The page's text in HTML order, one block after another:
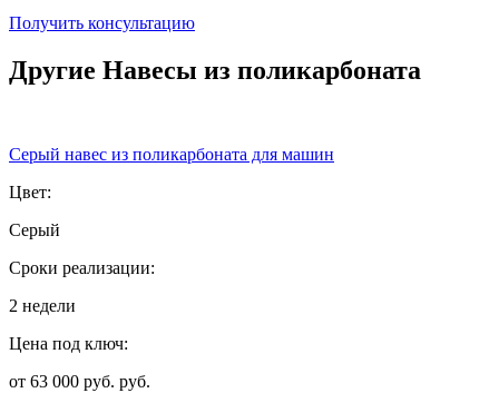
Получить консультацию
Другие Навесы из поликарбоната
Серый навес из поликарбоната для машин
Цвет:
Серый
Сроки реализации:
2 недели
Цена под ключ:
от 63 000 руб. руб.